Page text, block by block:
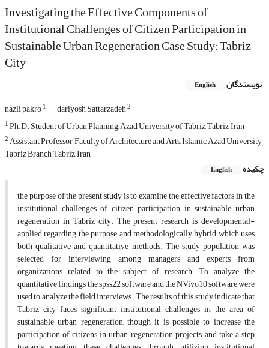
Investigating the Effective Components of
Institutional Challenges of Citizen Participation in
Sustainable Urban Regeneration Case Study: Tabriz
City
نویسندگان English
nazli pakro1 dariyosh Sattarzadeh2
1Ph.D. Student of Urban Planning, Azad University of Tabriz, Tabriz, Iran
2Assistant Professor, Faculty of Architecture and Arts, Islamic Azad University,
Tabriz Branch, Tabriz, Iran
چکیده
English
the purpose of the present study is to examine the effective factors in the
institutional challenges of citizen participation in sustainable urban
regeneration in Tabriz city. The present research is developmental-
applied regarding the purpose and methodologically hybrid which uses
both qualitative and quantitative methods. The study population was
selected for interviewing among managers and experts from
organizations related to the subject of research. To analyze the
quantitative findings, the spss22 software and the NVivo10 software were
used to analyze the field interviews. The results of this study indicate that
Tabriz city faces significant institutional challenges in the area of
sustainable urban regeneration, though it is possible to increase the
participation of citizens in urban regeneration projects, and take a step